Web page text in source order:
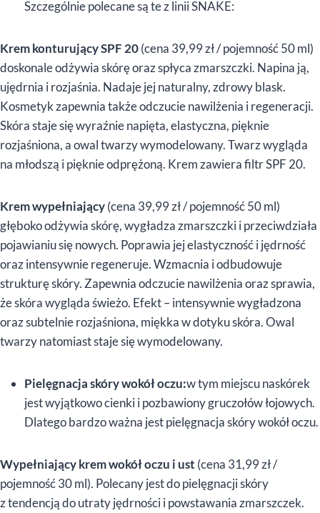
Szczególnie polecane są te z linii SNAKE:
Krem konturujący SPF 20(cena 39,99 zł / pojemność 50 ml)
doskonale odżywia skórę oraz spłyca zmarszczki. Napina ją,
ujędrnia i rozjaśnia. Nadaje jej naturalny, zdrowy blask.
Kosmetyk zapewnia także odczucie nawilżenia i regeneracji.
Skóra staje się wyraźnie napięta, elastyczna, pięknie
rozjaśniona, a owal twarzy wymodelowany. Twarz wygląda
na młodszą i pięknie odprężoną. Krem zawiera filtr SPF 20.
Krem wypełniający(cena 39,99 zł / pojemność 50 ml)
głęboko odżywia skórę, wygładza zmarszczki i przeciwdziała
pojawianiu się nowych. Poprawia jej elastyczność i jędrność
oraz intensywnie regeneruje. Wzmacnia i odbudowuje
strukturę skóry. Zapewnia odczucie nawilżenia oraz sprawia,
że skóra wygląda świeżo. Efekt – intensywnie wygładzona
oraz subtelnie rozjaśniona, miękka w dotyku skóra. Owal
twarzy natomiast staje się wymodelowany.
Pielęgnacja skóry wokół oczu:w tym miejscu naskórek
jest wyjątkowo cienki i pozbawiony gruczołów łojowych.
Dlatego bardzo ważna jest pielęgnacja skóry wokół oczu.
Wypełniający krem wokół oczu i ust (cena 31,99 zł /
pojemność 30 ml). Polecany jest do pielęgnacji skóry
z tendencją do utraty jędrności i powstawania zmarszczek.